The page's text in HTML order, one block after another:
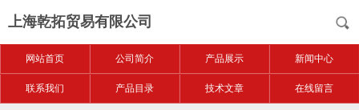
上海乾拓贸易有限公司
网站首页 公司简介 产品展示 新闻中心
联系我们 产品目录 技术文章 在线留言